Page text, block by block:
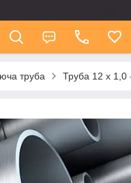
труба Труба 12 х 1,0